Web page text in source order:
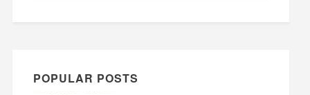
POPULAR POSTS